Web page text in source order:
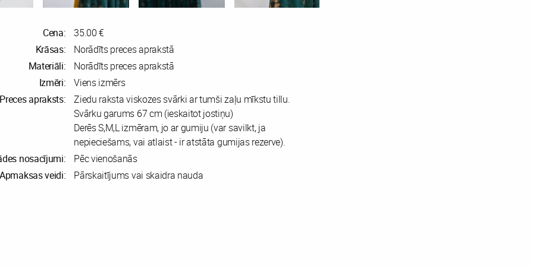
Cena:
35.00 €
Krāsas:
Norādīts preces aprakstā
Materiāli:
Norādīts preces aprakstā
Izmēri:
Viens izmērs
Preces apraksts:
Ziedu raksta viskozes svārki ar tumši zaļu mīkstu tillu.
Svārku garums 67 cm (ieskaitot jostiņu)
Derēs S,M,L izmēram, jo ar gumiju (var savilkt, ja
nepieciešams, vai atlaist - ir atstāta gumijas rezerve).
nosacījumi:
Pēc vienošanās
Apmaksas veidi:
Pārskaitījums vai skaidra nauda